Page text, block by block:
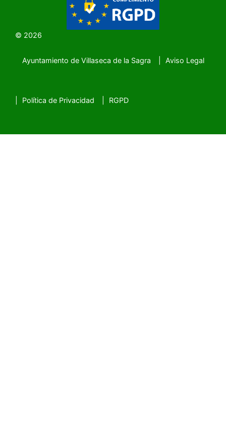
© 2026
Ayuntamiento de Villaseca de la Sagra Aviso Legal
Política de Privacidad RGPD